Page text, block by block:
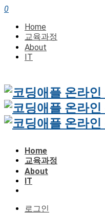
0
Home
교육과정
About
IT
Home
교육과정
About
IT
로그인